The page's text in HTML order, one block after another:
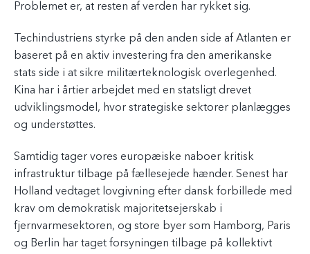
Problemet er, at resten af verden har rykket sig.
Techindustriens styrke på den anden side af Atlanten er
baseret på en aktiv investering fra den amerikanske
stats side i at sikre militærteknologisk overlegenhed.
Kina har i årtier arbejdet med en statsligt drevet
udviklingsmodel, hvor strategiske sektorer planlægges
og understøttes.
Samtidig tager vores europæiske naboer kritisk
infrastruktur tilbage på fællesejede hænder. Senest har
Holland vedtaget lovgivning efter dansk forbillede med
krav om demokratisk majoritetsejerskab i
fjernvarmesektoren, og store byer som Hamborg, Paris
og Berlin har taget forsyningen tilbage på kollektivt